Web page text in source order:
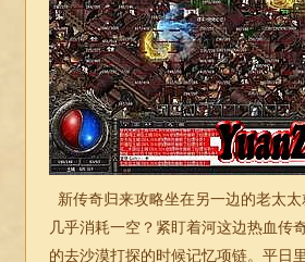
新传奇归来攻略坐在另一边的老太
几乎消耗一空？紧盯着河这边热血
的去沙漠打探的时候记忆项链。平日